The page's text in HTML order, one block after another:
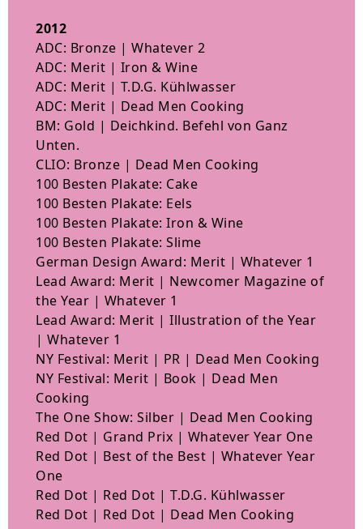
2012
ADC: Bronze | Whatever 2
ADC: Merit | Iron & Wine
ADC: Merit | T.D.G. Kühlwasser
ADC: Merit | Dead Men Cooking
BM: Gold | Deichkind. Befehl von Ganz
Unten.
CLIO: Bronze | Dead Men Cooking
100 Besten Plakate: Cake
100 Besten Plakate: Eels
100 Besten Plakate: Iron & Wine
100 Besten Plakate: Slime
German Design Award: Merit | Whatever 1
Lead Award: Merit | Newcomer Magazine of
the Year | Whatever 1
Lead Award: Merit | Illustration of the Year
| Whatever 1
NY Festival: Merit | PR | Dead Men Cooking
NY Festival: Merit | Book | Dead Men
Cooking
The One Show: Silber | Dead Men Cooking
Red Dot | Grand Prix | Whatever Year One
Red Dot | Best of the Best | Whatever Year
One
Red Dot | Red Dot | T.D.G. Kühlwasser
Red Dot | Red Dot | Dead Men Cooking